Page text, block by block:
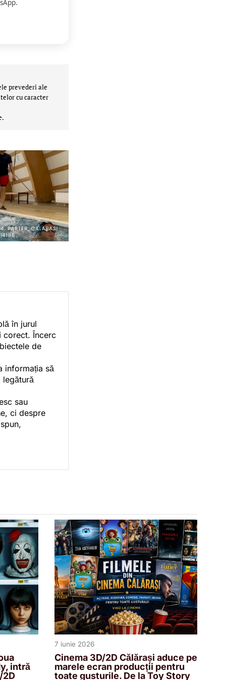
prevederi ale
cu caracter
în jurul
corect. Încerc
de
informația să
legătură
sau
ci despre
intră
2D
7 iunie 2026
Cinema 3D/2D Călărași aduce pe
marele ecran producții pentru
toate gusturile. De la Toy Story